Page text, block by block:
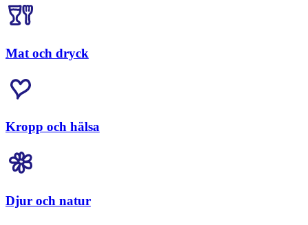
Mat och dryck
Kropp och hälsa
Djur och natur